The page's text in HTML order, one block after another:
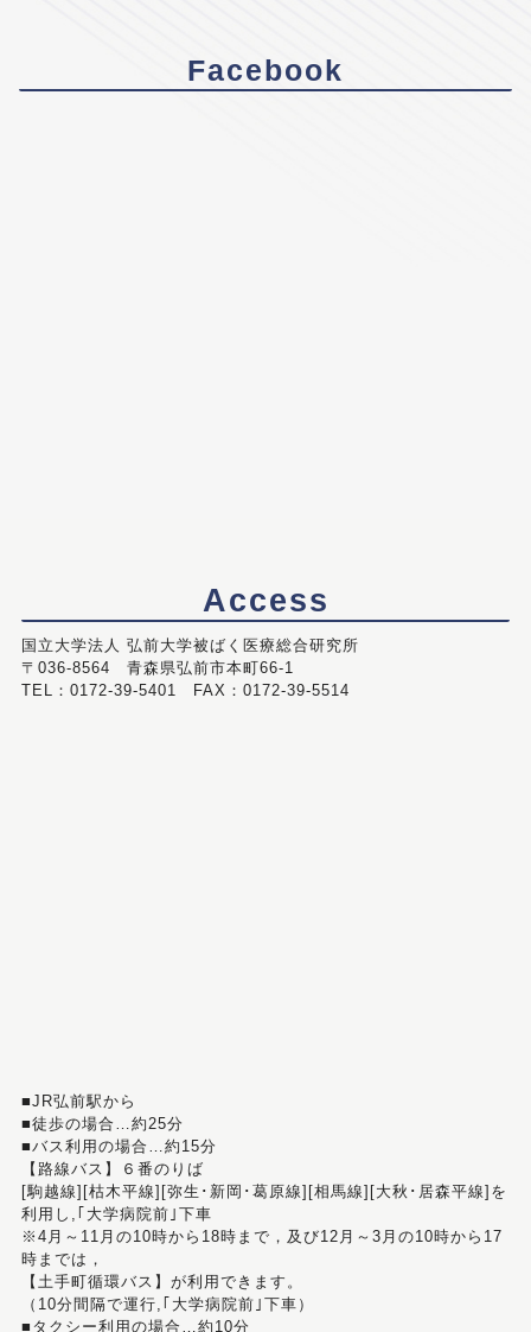
Facebook
Access
国立大学法人 弘前大学被ばく医療総合研究所
〒036-8564 青森県弘前市本町66-1
TEL：0172-39-5401 FAX：0172-39-5514
■JR弘前駅から
■徒歩の場合…約25分
■バス利用の場合…約15分
【路線バス】６番のりば
[駒越線][枯木平線][弥生･新岡･葛原線][相馬線][大秋･居森平線]を
利用し,｢大学病院前｣下車
※4月～11月の10時から18時まで，及び12月～3月の10時から17
時までは，
【土手町循環バス】が利用できます。
（10分間隔で運行,｢大学病院前｣下車）
■タクシー利用の場合…約10分